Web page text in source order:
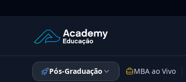
Academy Educação — Página Inicial
Pós-Graduação MBA ao Vivo